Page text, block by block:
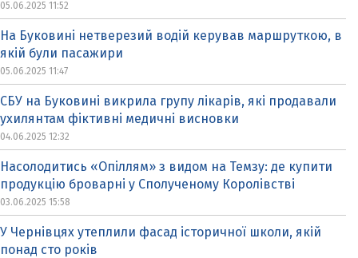
05.06.2025 11:52
На Буковині нетверезий водій керував маршруткою, в
якій були пасажири
05.06.2025 11:47
СБУ на Буковині викрила групу лікарів, які продавали
ухилянтам фіктивні медичні висновки
04.06.2025 12:32
Насолодитись «Опіллям» з видом на Темзу: де купити
продукцію броварні у Сполученому Королівстві
03.06.2025 15:58
У Чернівцях утеплили фасад історичної школи, якій
понад сто років